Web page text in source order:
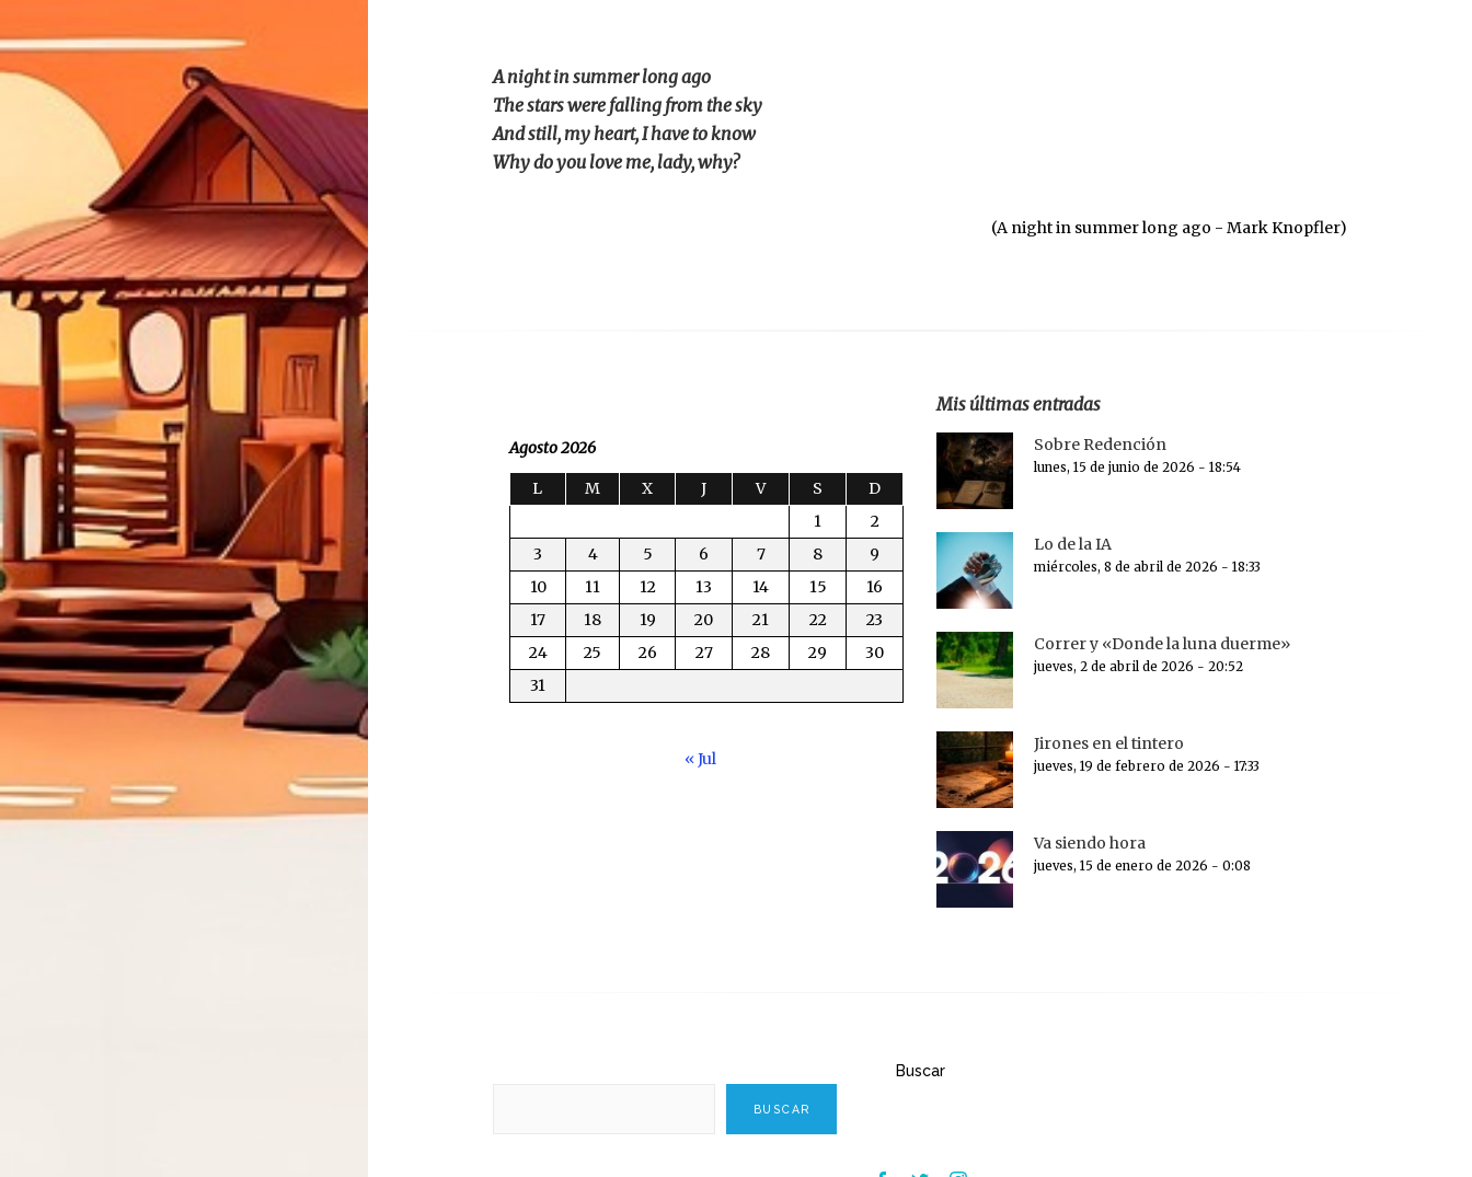
A night in summer long ago
The stars were falling from the sky
And still, my heart, I have to know
Why do you love me, lady, why?
(A night in summer long ago - Mark Knopfler)
Agosto 2026
L M X J V S
D
1
2
3
4 5 6 7 8
9
10
11 12 13 14 15
16
17
18 19 20 21 22
23
24
25 26 27 28 29
30
31
« Jul
Mis últimas entradas
Sobre Redención
lunes, 15 de junio de 2026 - 18:54
Lo de la IA
miércoles, 8 de abril de 2026 - 18:33
Correr y «Donde la luna duerme»
jueves, 2 de abril de 2026 - 20:52
Jirones en el tintero
jueves, 19 de febrero de 2026 - 17:33
Va siendo hora
jueves, 15 de enero de 2026 - 0:08
Buscar
BUSCAR